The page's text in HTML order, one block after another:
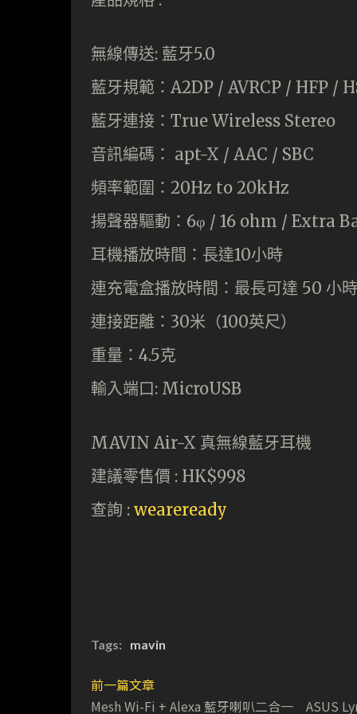
無線傳送: 藍牙5.0
藍牙規範：A2DP / AVRCP / HFP /
藍牙連接：True Wireless Stereo
音訊編碼： apt-X / AAC / SBC
頻率範圍：20Hz to 20kHz
揚聲器驅動：6φ / 16 ohm / Extra
耳機播放時間：長達10小時
連充電盒播放時間：最長可達 50 小時
連接距離：30米（100英尺）
重量：4.5克
輸入端口: MicroUSB
MAVIN Air-X 真無線藍牙耳機
建議零售價 : HK$998
查詢 : weareready
Tags: mavin
前一篇文章
Mesh Wi-Fi + Alexa 藍牙喇叭二合一 ASUS